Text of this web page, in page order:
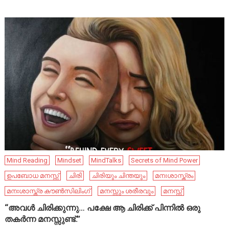
Mind Reading Mindset MindTalks
Secrets of Mind Power
ഉപബോധ മനസ്സ്
ചിരി ചിരിയും ചിന്തയും
മനഃശാസ്ത്രം
മനഃശാസ്ത്ര കൗൺസിലിംഗ്
മനസ്സും ശരീരവും മനസ്സ്
“അവൾ ചിരിക്കുന്നു… പക്ഷേ ആ ചിരിക്ക് പിന്നിൽ ഒരു
തകർന്ന മനസ്സുണ്ട്.”